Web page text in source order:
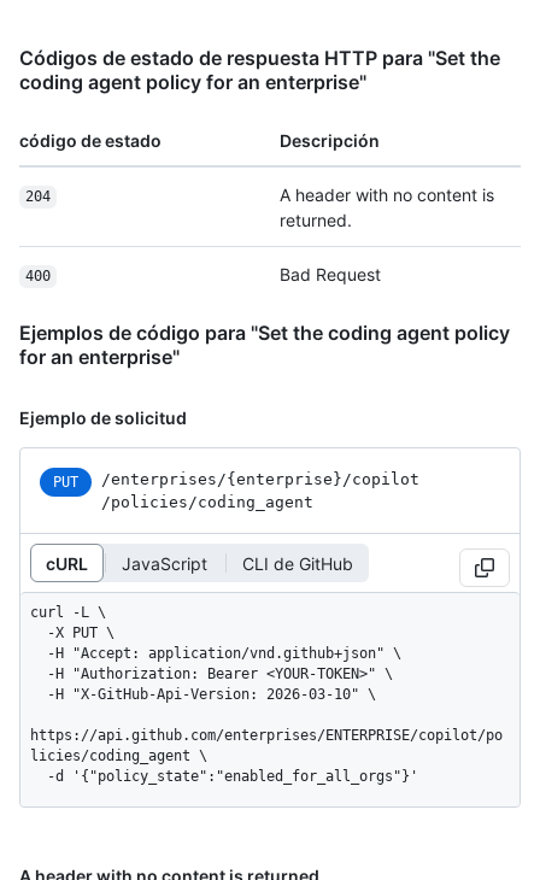
Códigos de estado de respuesta HTTP para "Set the
coding agent policy for an enterprise"
código de estado Descripción
204
A header with no content is
returned.
400 Bad Request
Ejemplos de código para "Set the coding agent policy
for an enterprise"
Ejemplo de solicitud
PUT /enterprises/{enterprise}/copilot
/policies/coding_ agent
cURL JavaScript CLI de GitHub
curl -L \
https://api.github.com/enterprises/ENTERPRISE/copilot/po
licies/coding_agent \
  -d '{"policy_state":"enabled_for_all_orgs"}'